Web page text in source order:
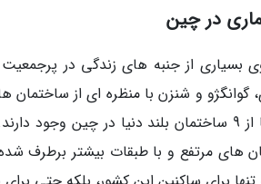
در چین
بسیاری از جنبه های زندگی در
گوانگژو و شنزن با منظره ای از
چهار ساختمان مرتفع دنیا از 9 ساختمان بلند
های مرتفع و با طبقات بیشتر